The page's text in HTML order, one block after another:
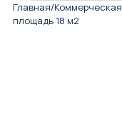
Главная/Коммерческая
площадь 18 м2